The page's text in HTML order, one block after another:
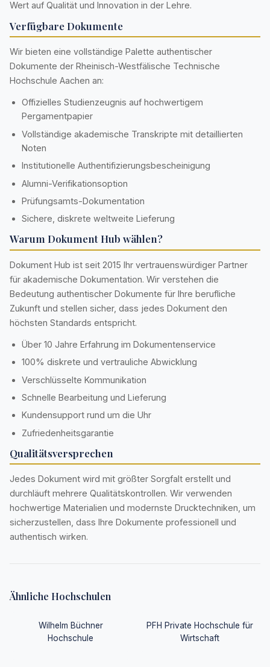
Wert auf Qualität und Innovation in der Lehre.
Verfügbare Dokumente
Wir bieten eine vollständige Palette authentischer
Dokumente der Rheinisch-Westfälische Technische
Hochschule Aachen an:
Offizielles Studienzeugnis auf hochwertigem
Pergamentpapier
Vollständige akademische Transkripte mit detaillierten
Noten
Institutionelle Authentifizierungsbescheinigung
Alumni-Verifikationsoption
Prüfungsamts-Dokumentation
Sichere, diskrete weltweite Lieferung
Warum Dokument Hub wählen?
Dokument Hub ist seit 2015 Ihr vertrauenswürdiger Partner
für akademische Dokumentation. Wir verstehen die
Bedeutung authentischer Dokumente für Ihre berufliche
Zukunft und stellen sicher, dass jedes Dokument den
höchsten Standards entspricht.
Über 10 Jahre Erfahrung im Dokumentenservice
100% diskrete und vertrauliche Abwicklung
Verschlüsselte Kommunikation
Schnelle Bearbeitung und Lieferung
Kundensupport rund um die Uhr
Zufriedenheitsgarantie
Qualitätsversprechen
Jedes Dokument wird mit größter Sorgfalt erstellt und
durchläuft mehrere Qualitätskontrollen. Wir verwenden
hochwertige Materialien und modernste Drucktechniken, um
sicherzustellen, dass Ihre Dokumente professionell und
authentisch wirken.
Ähnliche Hochschulen
Wilhelm Büchner
Hochschule
PFH Private Hochschule für
Wirtschaft